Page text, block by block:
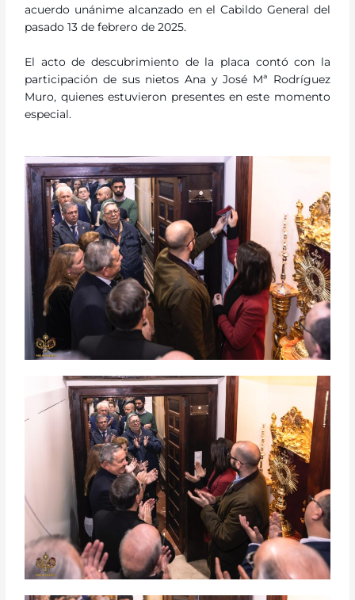
acuerdo unánime alcanzado en el Cabildo General del
pasado 13 de febrero de 2025.
El acto de descubrimiento de la placa contó con la
participación de sus nietos Ana y José Mª Rodríguez
Muro, quienes estuvieron presentes en este momento
especial.